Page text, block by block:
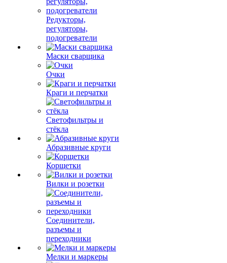
Редукторы,
регуляторы,
подогреватели
Маски сварщика
Очки
Краги и перчатки
Светофильтры и
стёкла
Абразивные круги
Корщетки
Вилки и розетки
Соединители,
разъемы и
переходники
Мелки и маркеры